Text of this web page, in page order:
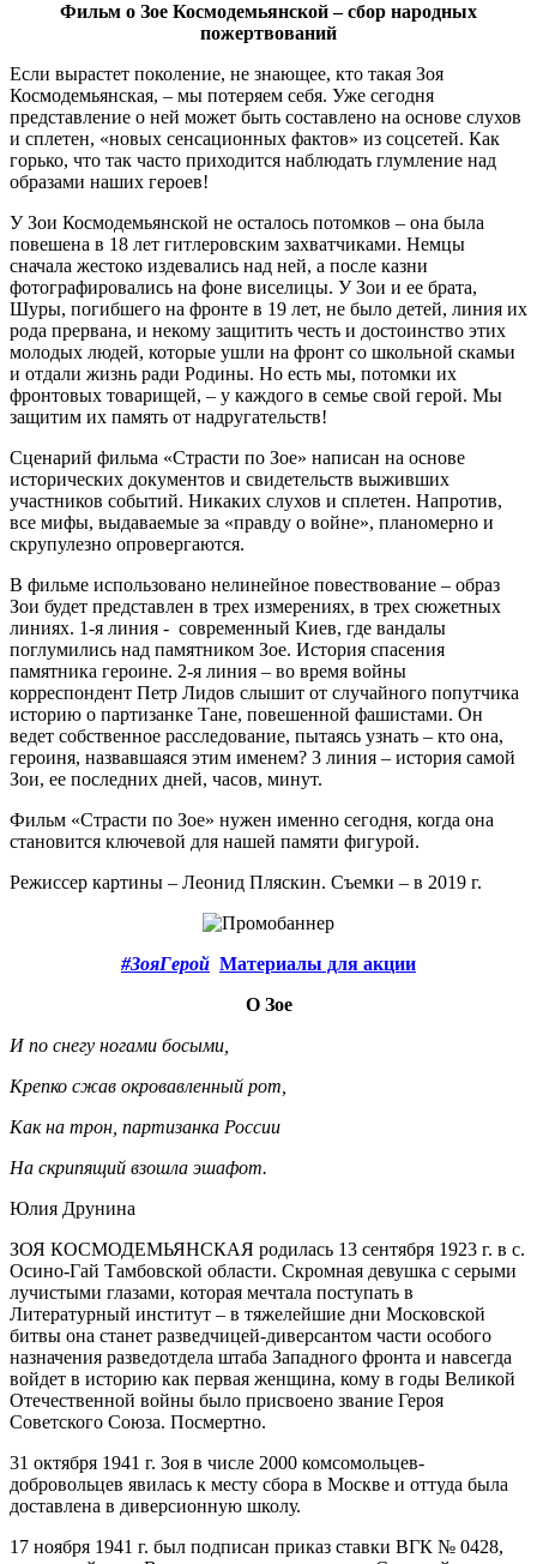
Фильм о Зое Космодемьянской – сбор народных
пожертвований
Если вырастет поколение, не знающее, кто такая Зоя
Космодемьянская, – мы потеряем себя. Уже сегодня
представление о ней может быть составлено на основе слухов
и сплетен, «новых сенсационных фактов» из соцсетей. Как
горько, что так часто приходится наблюдать глумление над
образами наших героев!
У Зои Космодемьянской не осталось потомков – она была
повешена в 18 лет гитлеровским захватчиками. Немцы
сначала жестоко издевались над ней, а после казни
фотографировались на фоне виселицы. У Зои и ее брата,
Шуры, погибшего на фронте в 19 лет, не было детей, линия их
рода прервана, и некому защитить честь и достоинство этих
молодых людей, которые ушли на фронт со школьной скамьи
и отдали жизнь ради Родины. Но есть мы, потомки их
фронтовых товарищей, – у каждого в семье свой герой. Мы
защитим их память от надругательств!
Сценарий фильма «Страсти по Зое» написан на основе
исторических документов и свидетельств выживших
участников событий. Никаких слухов и сплетен. Напротив,
все мифы, выдаваемые за «правду о войне», планомерно и
скрупулезно опровергаются.
В фильме использовано нелинейное повествование – образ
Зои будет представлен в трех измерениях, в трех сюжетных
линиях. 1-я линия - современный Киев, где вандалы
поглумились над памятником Зое. История спасения
памятника героине. 2-я линия – во время войны
корреспондент Петр Лидов слышит от случайного попутчика
историю о партизанке Тане, повешенной фашистами. Он
ведет собственное расследование, пытаясь узнать – кто она,
героиня, назвавшаяся этим именем? 3 линия – история самой
Зои, ее последних дней, часов, минут.
Фильм «Страсти по Зое» нужен именно сегодня, когда она
становится ключевой для нашей памяти фигурой.
Режиссер картины – Леонид Пляскин. Съемки – в 2019 г.
#ЗояГерой Материалы для акции
О Зое
И по снегу ногами босыми,
Крепко сжав окровавленный рот,
Как на трон, партизанка России
На скрипящий взошла эшафот.
Юлия Друнина
ЗОЯ КОСМОДЕМЬЯНСКАЯ родилась 13 сентября 1923 г. в с.
Осино-Гай Тамбовской области. Скромная девушка с серыми
лучистыми глазами, которая мечтала поступать в
Литературный институт – в тяжелейшие дни Московской
битвы она станет разведчицей-диверсантом части особого
назначения разведотдела штаба Западного фронта и навсегда
войдет в историю как первая женщина, кому в годы Великой
Отечественной войны было присвоено звание Героя
Советского Союза. Посмертно.
31 октября 1941 г. Зоя в числе 2000 комсомольцев-
добровольцев явилась к месту сбора в Москве и оттуда была
доставлена в диверсионную школу.
17 ноября 1941 г. был подписан приказ ставки ВГК № 0428,